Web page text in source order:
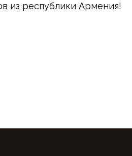
из республики Армения!